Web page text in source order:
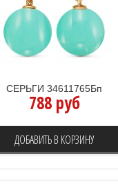
СЕРЬГИ 34611765Бп
788 руб
ДОБАВИТЬ В КОРЗИНУ